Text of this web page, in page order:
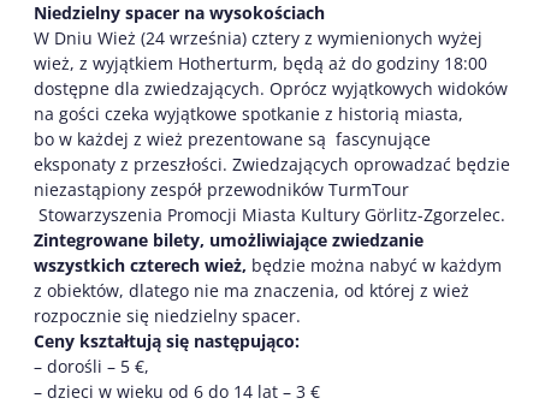
Niedzielny spacer na wysokościach
W Dniu Wież (24 września) cztery z wymienionych wyżej
wież, z wyjątkiem Hotherturm, będą aż do godziny 18:00
dostępne dla zwiedzających. Oprócz wyjątkowych widoków
na gości czeka wyjątkowe spotkanie z historią miasta,
bo w każdej z wież prezentowane są fascynujące
eksponaty z przeszłości. Zwiedzających oprowadzać będzie
niezastąpiony zespół przewodników TurmTour
Stowarzyszenia Promocji Miasta Kultury Görlitz-Zgorzelec.
Zintegrowane bilety, umożliwiające zwiedzanie
wszystkich czterech wież, będzie można nabyć w każdym
z obiektów, dlatego nie ma znaczenia, od której z wież
rozpocznie się niedzielny spacer.
Ceny kształtują się następująco:
– dorośli – 5 €,
– dzieci w wieku od 6 do 14 lat – 3 €